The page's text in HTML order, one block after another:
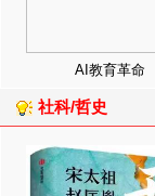
AI教育革命
社科/哲史